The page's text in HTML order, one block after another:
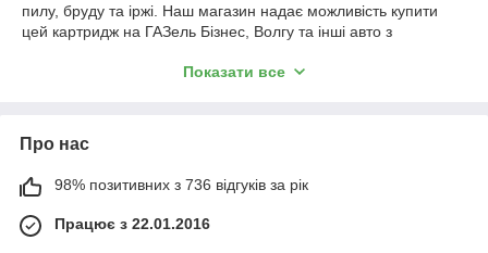
пилу, бруду та іржі. Наш магазин надає можливість купити
цей картридж на ГАЗель Бізнес, Волгу та інші авто з
грн. і кілька хвилин витраченого часу.
міняти по мірі їх
рекомендують
60 тисяч кілометрів.
Показати все
Про нас
98% позитивних з 736 відгуків за рік
Працює з 22.01.2016